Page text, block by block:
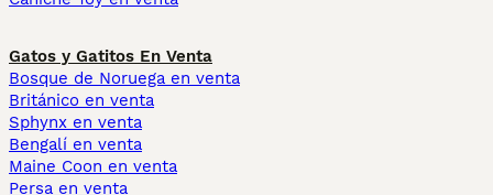
Gatos y Gatitos En Venta
Bosque de Noruega en venta
Británico en venta
Sphynx en venta
Bengalí en venta
Maine Coon en venta
Persa en venta